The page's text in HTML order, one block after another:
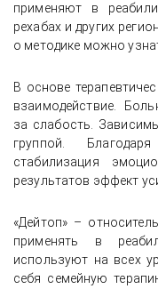
применяют в
рехабах и других
о методике можно
В основе
взаимодействие.
за слабость.
группой.
стабилизация
результатов эффект
«Дейтоп» –
применять в
используют на всех
себя семейную